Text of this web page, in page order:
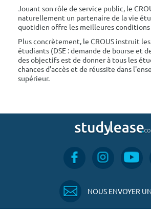
Jouant son rôle de service public, le
naturellement un partenaire de la vie
quotidien offre les meilleures conditions
Plus concrètement, le CROUS instruit
étudiants (DSE : demande de bourse et
des objectifs est de donner à tous les
chances d'accès et de réussite dans
supérieur.
NOUS ENVOYER